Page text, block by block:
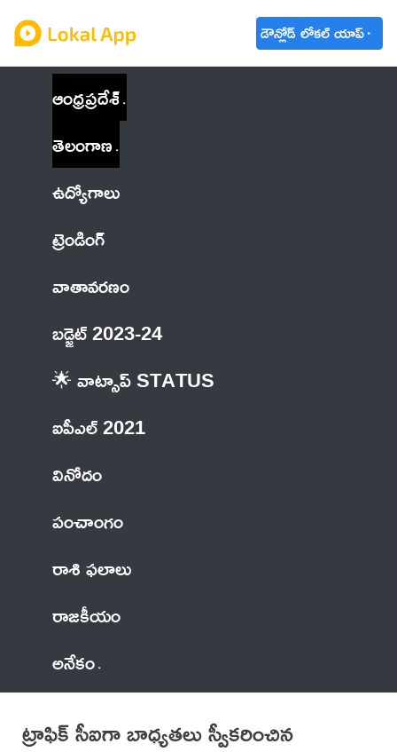
డౌన్లోడ్ లోకల్ యాప్
ఆంధ్రప్రదేశ్
తెలంగాణ
ఉద్యోగాలు
ట్రెండింగ్
వాతావరణం
బడ్జెట్ 2023-24
🌟 వాట్సాప్ STATUS
ఐపీఎల్ 2021
వినోదం
పంచాంగం
రాశి ఫలాలు
రాజకీయం
అనేకం
ట్రాఫిక్ సీఐగా బాధ్యతలు స్వీకరించిన